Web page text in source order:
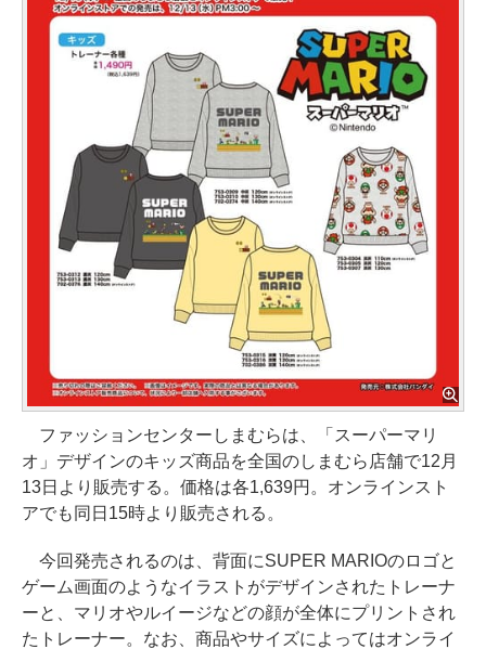
ファッションセンターしまむらは、「スーパーマリ
オ」デザインのキッズ商品を全国のしまむら店舗で12月
13日より販売する。価格は各1,639円。オンラインスト
アでも同日15時より販売される。
今回発売されるのは、背面にSUPER MARIOのロゴと
ゲーム画面のようなイラストがデザインされたトレーナ
ーと、マリオやルイージなどの顔が全体にプリントされ
たトレーナー。なお、商品やサイズによってはオンライ